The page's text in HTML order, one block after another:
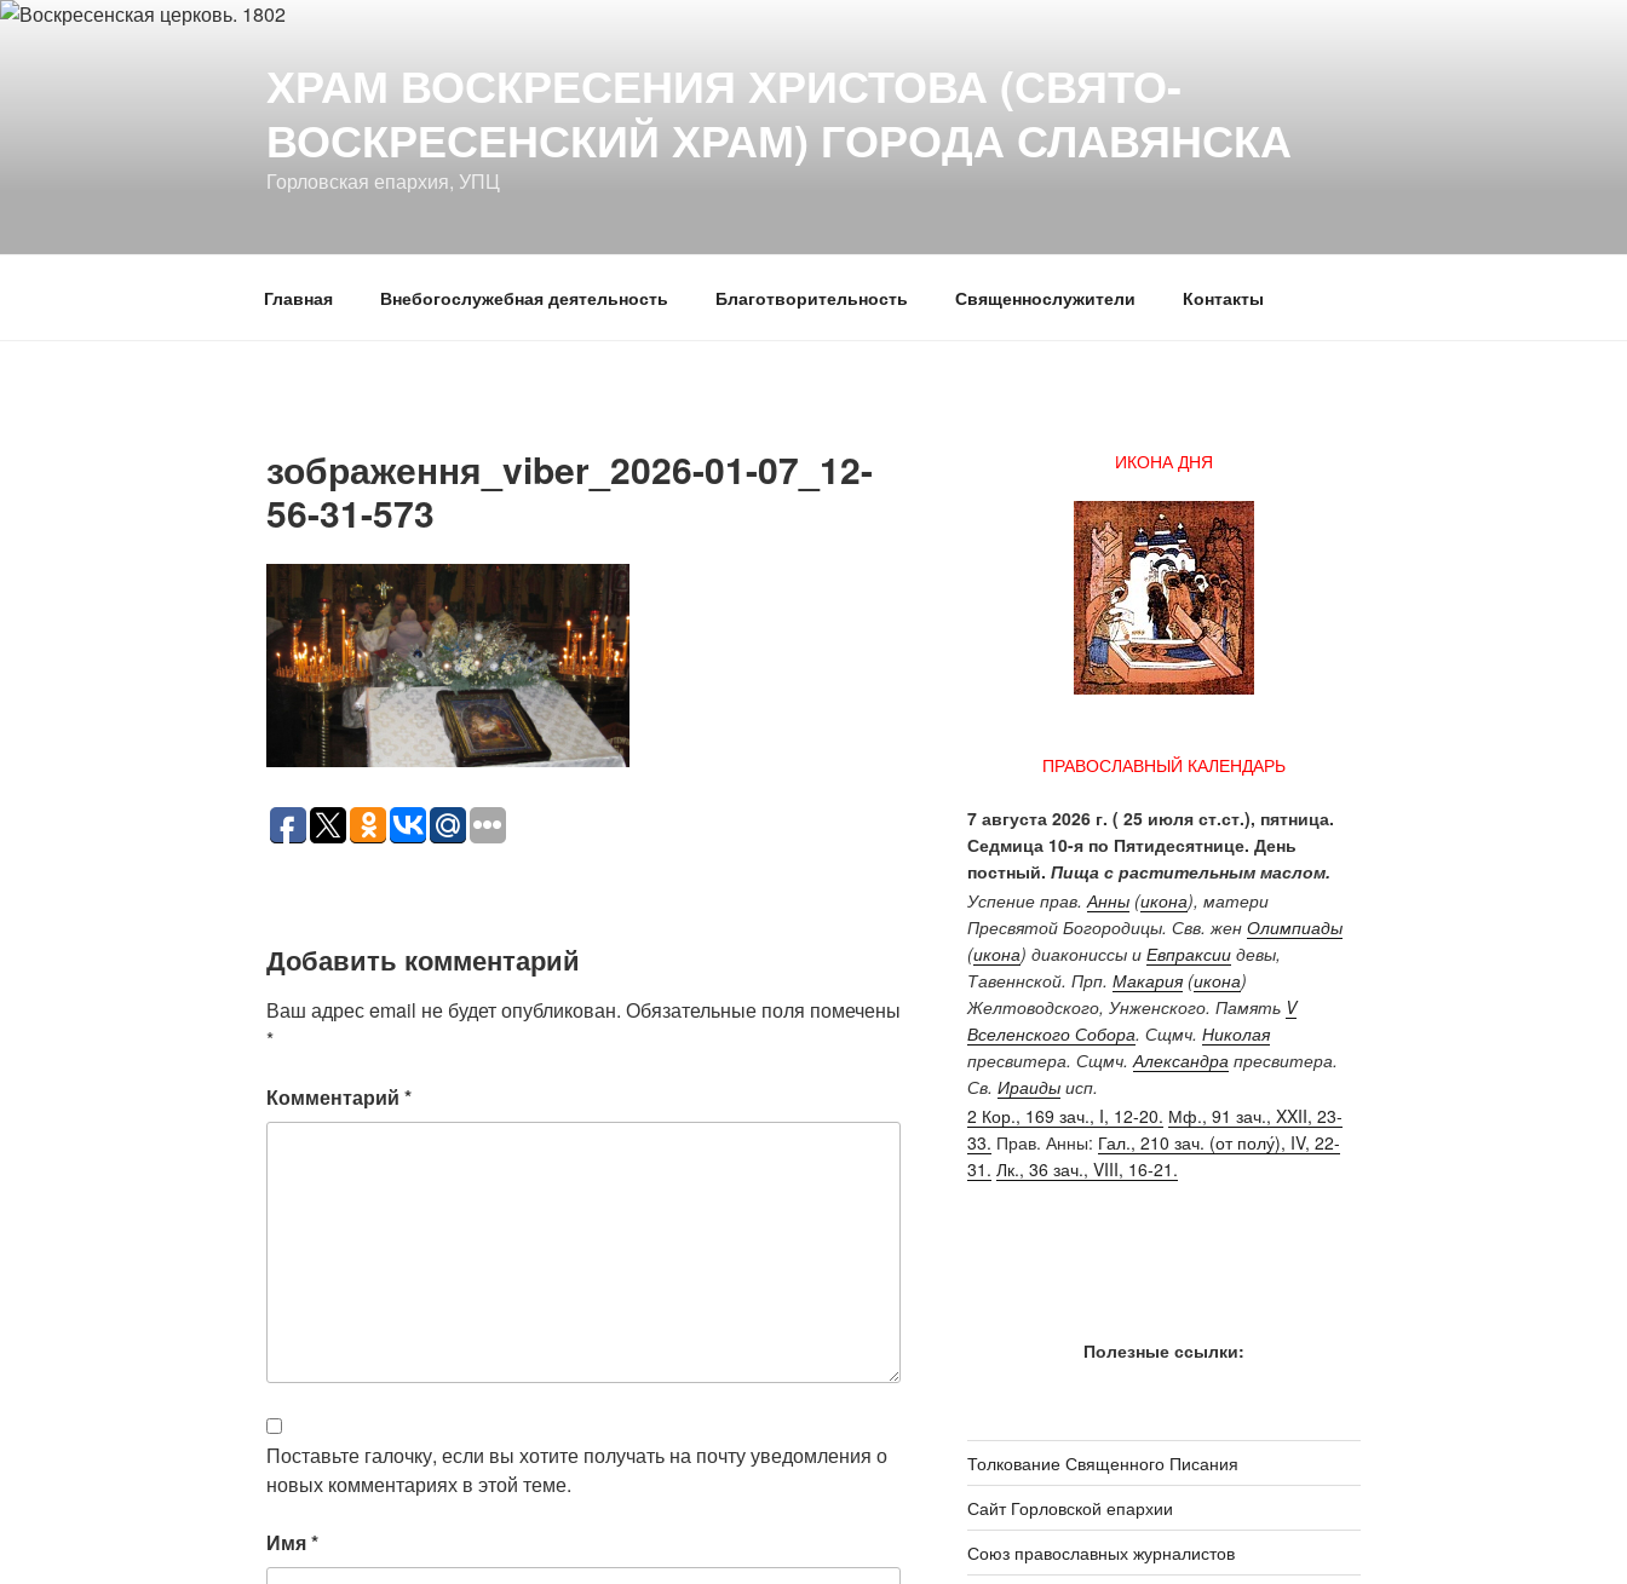
Перейти
ХРАМ ВОСКРЕСЕНИЯ ХРИСТОВА (СВЯТО-
ВОСКРЕСЕНСКИЙ ХРАМ) ГОРОДА СЛАВЯНСКА
Горловская епархия, УПЦ
Главная Внебогослужебная деятельность Благотворительность Священнослужители Контакты
зображення_viber_2026-01-07_12-
56-31-573
Добавить комментарий
Ваш адрес email не будет опубликован. Обязательные поля помечены
*
Комментарий *
Поставьте галочку, если вы хотите получать на почту уведомления о
новых комментариях в этой теме.
Имя*
ИКОНА ДНЯ
ПРАВОСЛАВНЫЙ КАЛЕНДАРЬ
7 августа 2026 г. ( 25 июля ст.ст.), пятница.
Седмица 10-я по Пятидесятнице. День
постный. Пища с растительным маслом.
Успение прав.Анны(икона), матери
Пресвятой Богородицы. Свв. жен Олимпиады
(икона) диакониссы и Евпраксиидевы,
Тавеннской. Прп. Макария(икона)
Желтоводского, Унженского. Память V
Вселенского Собора. Сщмч. Николая
пресвитера. Сщмч.Александрапресвитера.
Св. Ираидыисп.
2 Кор., 169 зач., I, 12-20. Мф., 91 зач., XXII, 23-
33. Прав. Анны: Гал., 210 зач. (от полу́), IV, 22-
31. Лк., 36 зач., VIII, 16-21.
Полезные ссылки:
Толкование Священного Писания
Сайт Горловской епархии
Союз православных журналистов